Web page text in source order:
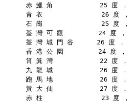
赤 鱲 角            25 度 ，
青 衣               26 度 ，
石 崗               25 度 ，
荃 灣 可 觀         24 度 ，
荃 灣 城 門 谷      26 度 ，
香 港 公 園         24 度 ，
筲 箕 灣            22 度 ，
九 龍 城            26 度 ，
跑 馬 地            26 度 ，
黃 大 仙            27 度 ，
赤 柱               23 度 ，